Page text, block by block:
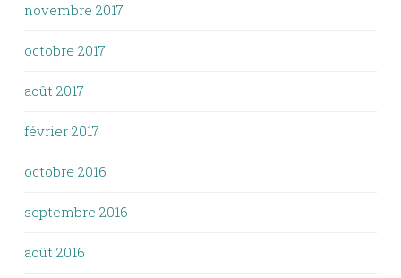
novembre 2017
octobre 2017
août 2017
février 2017
octobre 2016
septembre 2016
août 2016